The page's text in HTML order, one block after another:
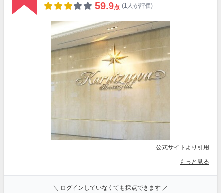
59.9点 (1人が評価)
公式サイトより引用
もっと見る
＼ ログインしていなくても採点できます ／